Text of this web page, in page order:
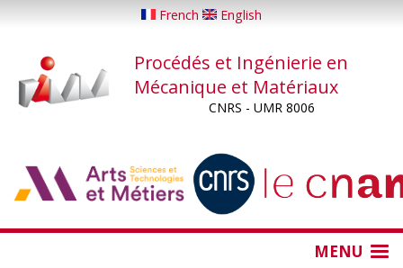
principal
French English
Procédés et Ingénierie en
Mécanique et Matériaux
CNRS - UMR 8006
MENU